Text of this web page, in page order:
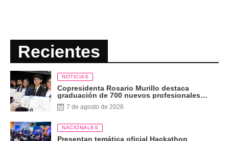
Recientes
NOTICIAS
Copresidenta Rosario Murillo destaca
graduación de 700 nuevos profesionales
Pueblo Presidente
7 de agosto de 2026
NACIONALES
Presentan temática oficial Hackathon